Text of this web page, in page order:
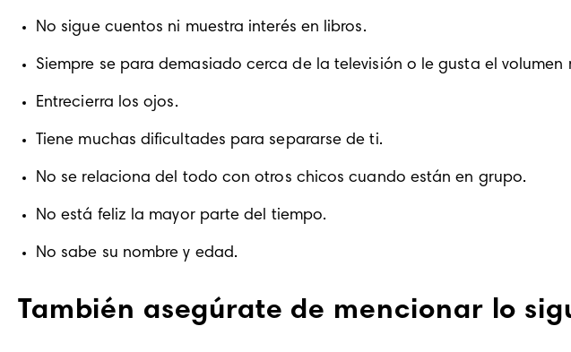
No sigue cuentos ni muestra interés en libros.
Siempre se para demasiado cerca de la televisión o le gusta el volumen
Entrecierra los ojos.
Tiene muchas dificultades para separarse de ti.
No se relaciona del todo con otros chicos cuando están en grupo.
No está feliz la mayor parte del tiempo.
No sabe su nombre y edad.
También asegúrate de mencionar lo